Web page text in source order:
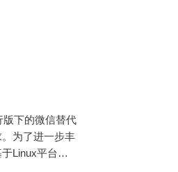
版下的微信替代
为了进一步丰
Linux平台的